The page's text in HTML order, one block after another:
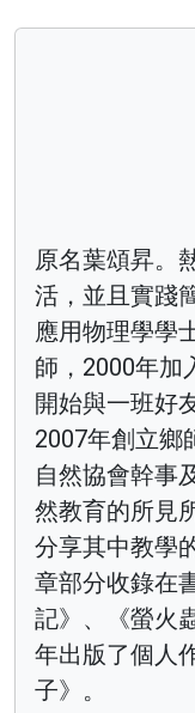
原名葉頌昇。
活，並且實踐
應用物理學學
師，2000年加
開始與一班好
2007年創立鄉
自然協會幹事
然教育的所見
分享其中教學
章部分收錄在
記》、《螢火
年出版了個人
子》。